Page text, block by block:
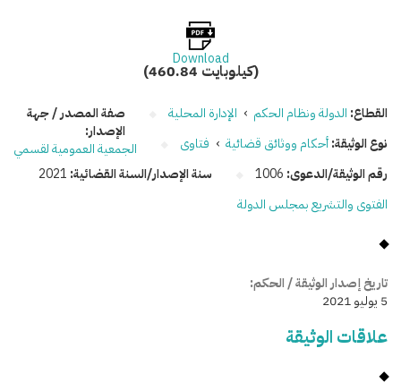
Download
(460.84 كيلوبايت)
القطاع: الدولة ونظام الحكم › الإدارة المحلية
نوع الوثيقة:أحكام ووثائق قضائية › فتاوى
رقم الوثيقة/الدعوى: 1006 سنة الإصدار/السنة القضائية: 2021
صفة المصدر / جهة
الإصدار:
الجمعية العمومية لقسمي
الفتوى والتشريع بمجلس الدولة
تاريخ إصدار الوثيقة / الحكم:
5 يوليو 2021
علاقات الوثيقة